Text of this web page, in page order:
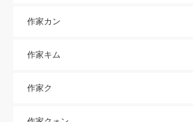
作家カン
作家キム
作家ク